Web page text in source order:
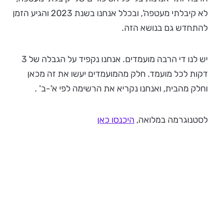
לא קיבלתי מעטפה', ובכלל אנחנו בשנת 2023 והגיע הזמן
להתחדש גם בנושא הזה.
יש לנו די הרבה מועמדים. אנחנו נקפיד על הגבלה של 3
דקות לכל מועמד. חלק מהמועמדים יעשו את זה מכאן
וחלק מהבית, ואנחנו נקריא את הרשימה לפי א'-ב' .
לסטנוגרמה במלואה, היכנסו כאן